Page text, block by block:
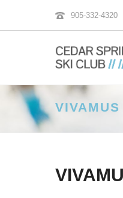
905-332-4320